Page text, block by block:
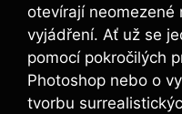
otevírají neomezené
vyjádření. Ať už se
pomocí pokročilých
Photoshop nebo o
tvorbu